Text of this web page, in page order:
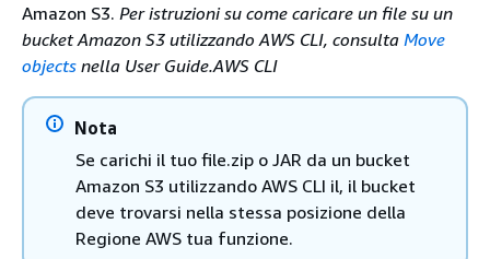
Amazon S3. Per istruzioni su come caricare un file su un
bucket Amazon S3 utilizzando AWS CLI, consulta Move
objects nella User Guide.AWS CLI
Nota
Se carichi il tuo file.zip o JAR da un bucket
Amazon S3 utilizzando AWS CLI il, il bucket
deve trovarsi nella stessa posizione della
Regione AWS tua funzione.